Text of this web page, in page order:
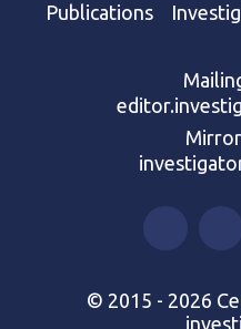
Publications
© 2015 - 2026